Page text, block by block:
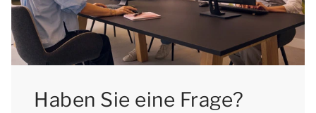
Haben Sie eine Frage?